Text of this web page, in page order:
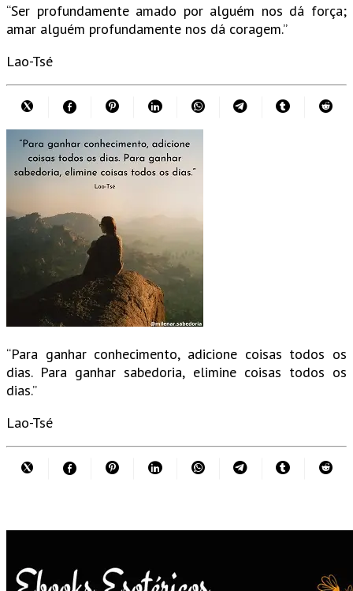
“Ser profundamente amado por alguém nos dá força;
amar alguém profundamente nos dá coragem.”
Lao-Tsé
“Para ganhar conhecimento, adicione coisas todos os
dias. Para ganhar sabedoria, elimine coisas todos os
dias.”
Lao-Tsé